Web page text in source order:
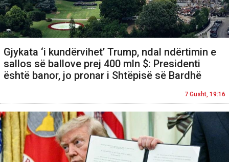
Gjykata ‘i kundërvihet’ Trump, ndal ndërtimin e
sallos së ballove prej 400 mln $: Presidenti
është banor, jo pronar i Shtëpisë së Bardhë
7 Gusht, 19:16